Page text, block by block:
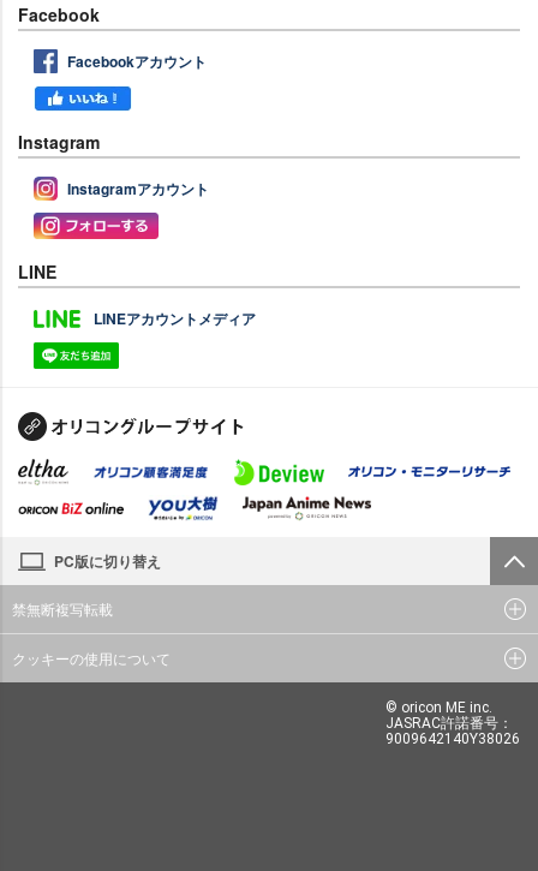
Facebook
Facebookアカウント
Instagram
Instagramアカウント
LINE
LINEアカウントメディア
PC版に切り替え
禁無断複写転載
クッキーの使用について
© oricon ME inc.
JASRAC許諾番号：
9009642140Y38026